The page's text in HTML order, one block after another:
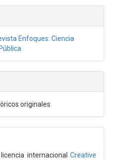
Enfoques: Ciencia
originales
internacional Creative